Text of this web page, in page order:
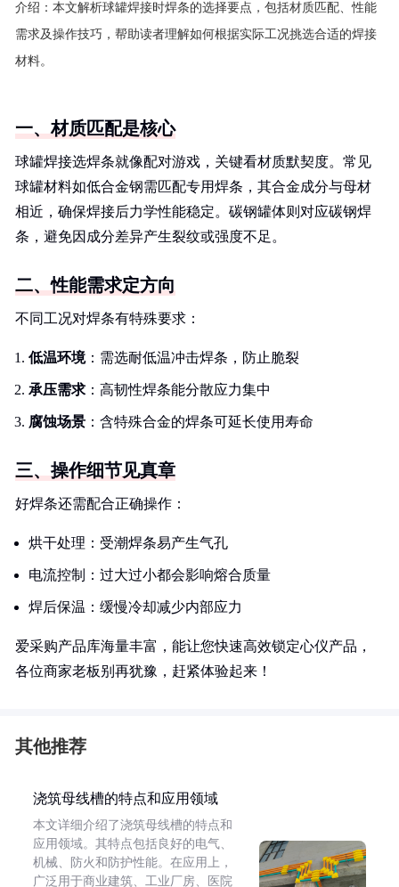
介绍： 本文解析球罐焊接时焊条的选择要点，包括材质匹配、性能
需求及操作技巧，帮助读者理解如何根据实际工况挑选合适的焊接
材料。
一、材质匹配是核心
球罐焊接选焊条就像配对游戏，关键看材质默契度。常见
球罐材料如低合金钢需匹配专用焊条，其合金成分与母材
相近，确保焊接后力学性能稳定。碳钢罐体则对应碳钢焊
条，避免因成分差异产生裂纹或强度不足。
二、性能需求定方向
不同工况对焊条有特殊要求：
低温环境：需选耐低温冲击焊条，防止脆裂
承压需求 ：高韧性焊条能分散应力集中
腐蚀场景 ：含特殊合金的焊条可延长使用寿命
三、操作细节见真章
好焊条还需配合正确操作：
烘干处理：受潮焊条易产生气孔
电流控制：过大过小都会影响熔合质量
焊后保温：缓慢冷却减少内部应力
爱采购产品库海量丰富，能让您快速高效锁定心仪产品，
各位商家老板别再犹豫，赶紧体验起来！
其他推荐
浇筑母线槽的特点和应用领域
本文详细介绍了浇筑母线槽的特点和
应用领域。其特点包括良好的电气、
机械、防火和防护性能。在应用上，
广泛用于商业建筑、工业厂房、医院